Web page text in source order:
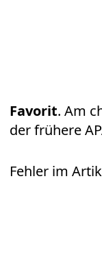
Favorit. Am
der frühere
Fehler im